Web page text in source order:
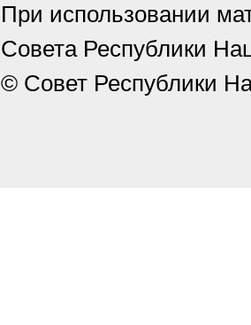
При использовании
Совета Республики
© Совет Республики